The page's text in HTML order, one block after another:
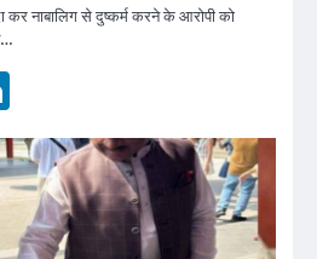
कर नाबालिग से दुष्कर्म करने के आरोपी को